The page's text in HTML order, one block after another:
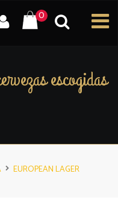
0
escogidas
EUROPEAN LAGER